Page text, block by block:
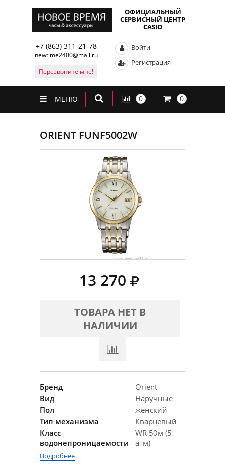
ОФИЦИАЛЬНЫЙ
СЕРВИСНЫЙ ЦЕНТР
CASIO
+7 (863) 311-21-78
newtime2400@mail.ru
Перезвоните мне!
Войти
Регистрация
МЕНЮ 0 0
ORIENT FUNF5002W
13 270
ТОВАРА НЕТ В
НАЛИЧИИ
Бренд
Orient
Вид
Наручные
Пол
женский
Тип механизма
Кварцевый
Класс
водонепроницаемости
WR 50м (5
атм)
Подробнее